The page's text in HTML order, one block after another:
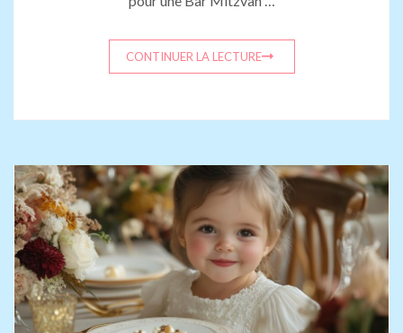
CONTINUER LA LECTURE